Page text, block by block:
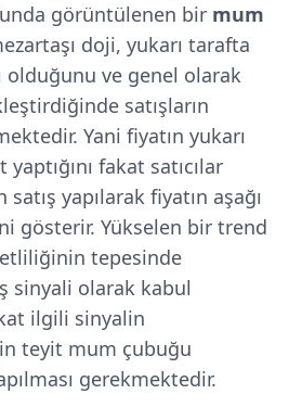
görüntülenen bir mum
doji, yukarı tarafta
olduğunu ve genel olarak
satışların
Yani fiyatın yukarı
fakat satıcılar
yapılarak fiyatın aşağı
gösterir. Yükselen bir trend
tepesinde
sinyali olarak kabul
ilgili sinyalin
teyit mum çubuğu
gerekmektedir.